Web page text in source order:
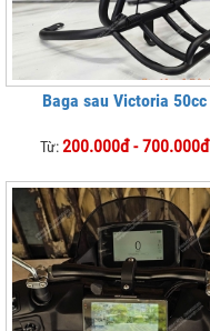
Baga sau Victoria 50cc
Từ:200.000đ - 700.000đ